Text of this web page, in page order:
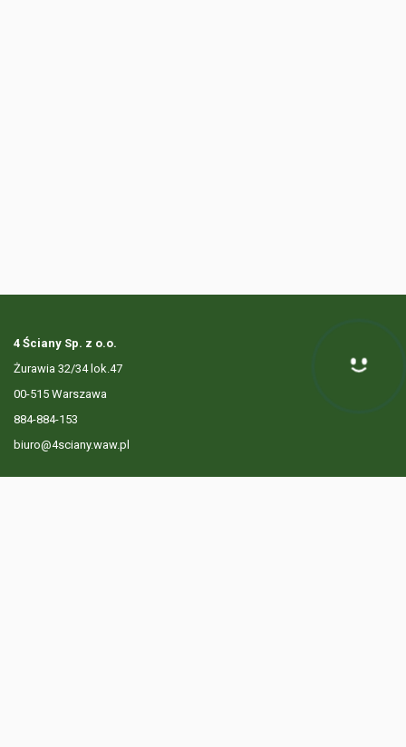
4 Ściany Sp. z o.o.
Żurawia 32/34 lok.47
00-515 Warszawa
884-884-153
biuro@4sciany.waw.pl